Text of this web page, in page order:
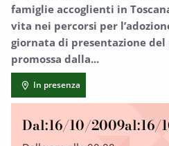
famiglie accoglienti in
vita nei percorsi per
giornata di presentazione
promossa dalla...
In presenza
Dal:16/10/2009al:16/